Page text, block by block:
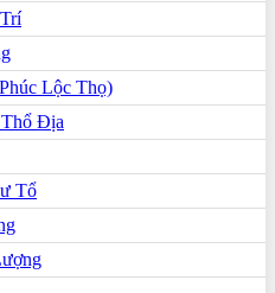
Lộc Thọ)
Địa
Tổ